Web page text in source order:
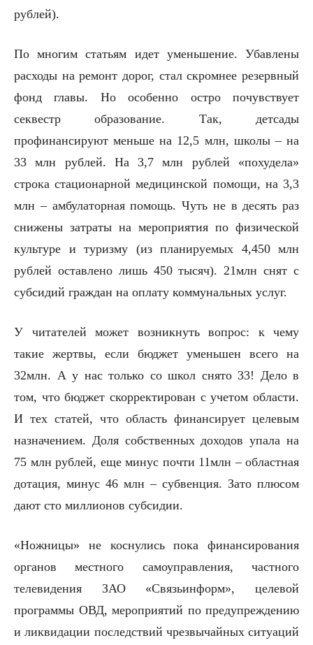
рублей).
По многим статьям идет уменьшение. Убавлены
расходы на ремонт дорог, стал скромнее резервный
фонд главы. Но особенно остро почувствует
секвестр образование. Так, детсады
профинансируют меньше на 12,5 млн, школы – на
33 млн рублей. На 3,7 млн рублей «похудела»
строка стационарной медицинской помощи, на 3,3
млн – амбулаторная помощь. Чуть не в десять раз
снижены затраты на мероприятия по физической
культуре и туризму (из планируемых 4,450 млн
рублей оставлено лишь 450 тысяч). 21млн снят с
субсидий граждан на оплату коммунальных услуг.
У читателей может возникнуть вопрос: к чему
такие жертвы, если бюджет уменьшен всего на
32млн. А у нас только со школ снято 33! Дело в
том, что бюджет скорректирован с учетом области.
И тех статей, что область финансирует целевым
назначением. Доля собственных доходов упала на
75 млн рублей, еще минус почти 11млн – областная
дотация, минус 46 млн – субвенция. Зато плюсом
дают сто миллионов субсидии.
«Ножницы» не коснулись пока финансирования
органов местного самоуправления, частного
телевидения ЗАО «Связьинформ», целевой
программы ОВД, мероприятий по предупреждению
и ликвидации последствий чрезвычайных ситуаций